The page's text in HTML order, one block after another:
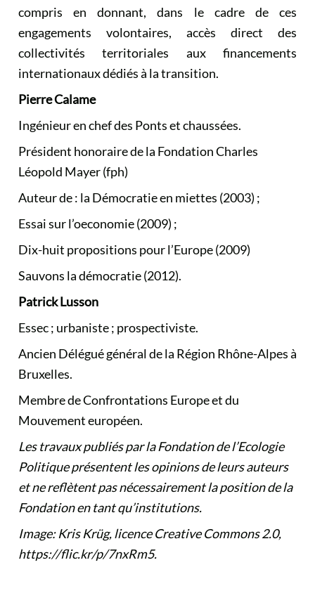
compris en donnant, dans le cadre de ces
engagements volontaires, accès direct des
collectivités territoriales aux financements
internationaux dédiés à la transition.
Pierre Calame
Ingénieur en chef des Ponts et chaussées.
Président honoraire de la Fondation Charles
Léopold Mayer (fph)
Auteur de : la Démocratie en miettes (2003) ;
Essai sur l’oeconomie (2009) ;
Dix-huit propositions pour l’Europe (2009)
Sauvons la démocratie (2012).
Patrick Lusson
Essec ; urbaniste ; prospectiviste.
Ancien Délégué général de la Région Rhône-Alpes à
Bruxelles.
Membre de Confrontations Europe et du
Mouvement européen.
Les travaux publiés par la Fondation de l’Ecologie
Politique présentent les opinions de leurs auteurs
et ne reflètent pas nécessairement la position de la
Fondation en tant qu’institutions.
Image: Kris Krüg, licence Creative Commons 2.0,
https://flic.kr/p/7nxRm5.